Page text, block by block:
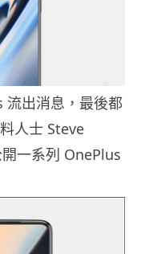
流出消息，最後都
人士 Steve
一系列 OnePlus